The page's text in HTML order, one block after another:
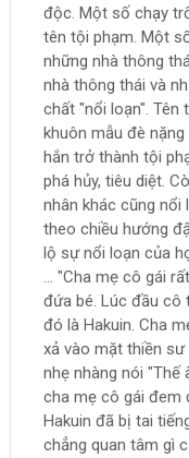
độc. Một số chạy
tên tội phạm. Một
những nhà thông
nhà thông thái và
chất "nổi loạn". Tên
khuôn mẫu đè
hắn trở thành tội
phá hủy, tiêu diệt.
nhân khác cũng nổi
theo chiều hướng
lộ sự nổi loạn của
... "Cha mẹ cô gái
đứa bé. Lúc đầu cô
đó là Hakuin. Cha
xả vào mặt thiền sư
nhẹ nhàng nói "Thế
cha mẹ cô gái đem
Hakuin đã bị tai
chẳng quan tâm gì